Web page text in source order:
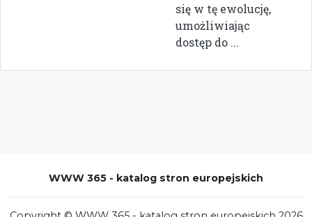
się w tę ewolucję,
umożliwiając
dostęp do ...
WWW 365 - katalog stron europejskich